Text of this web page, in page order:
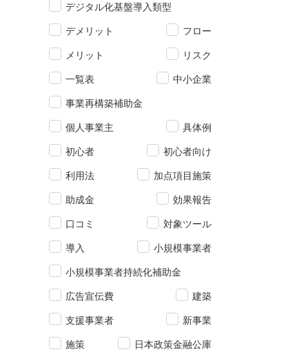
デジタル化基盤導入類型
デメリット フロー
メリット リスク
一覧表 中小企業
事業再構築補助金
個人事業主 具体例
初心者 初心者向け
利用法 加点項目施策
助成金 効果報告
口コミ 対象ツール
導入 小規模事業者
小規模事業者持続化補助金
広告宣伝費 建築
支援事業者 新事業
施策 日本政策金融公庫